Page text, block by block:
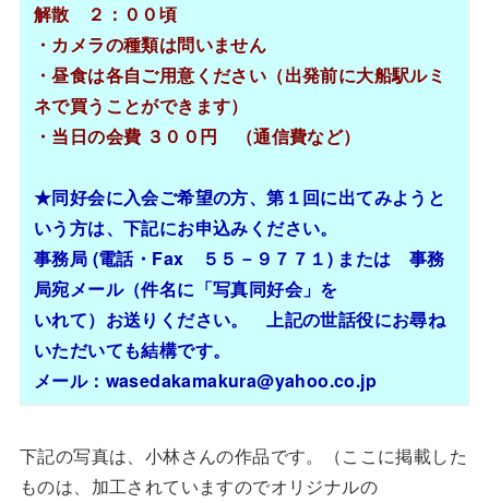
解散 ２：００頃
・カメラの種類は問いません
・昼食は各自ご用意ください（出発前に大船駅ルミ
ネで買うことができます）
・当日の会費 ３００円 （通信費など）
★同好会に入会ご希望の方、第１回に出てみようと
いう方は、下記にお申込みください。
事務局 (電話・Fax ５５－９７７１) または 事務
局宛メール（件名に「写真同好会」を
いれて）お送りください。 上記の世話役にお尋ね
いただいても結構です。
メール：wasedakamakura@yahoo.co.jp
下記の写真は、小林さんの作品です。（ここに掲載した
ものは、加工されていますのでオリジナルの